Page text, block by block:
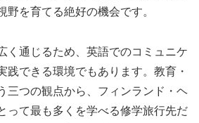
野を育てる絶好の機会です。
通じるため、英語でのコミュニケ
践できる環境でもあります。教育・
三つの観点から、フィンランド・ヘ
って最も多くを学べる修学旅行先だ